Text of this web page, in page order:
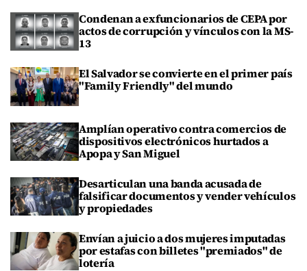
Condenan a exfuncionarios de CEPA por
actos de corrupción y vínculos con la MS-
13
El Salvador se convierte en el primer país
"Family Friendly" del mundo
Amplían operativo contra comercios de
dispositivos electrónicos hurtados a
Apopa y San Miguel
Desarticulan una banda acusada de
falsificar documentos y vender vehículos
y propiedades
Envían a juicio a dos mujeres imputadas
por estafas con billetes "premiados" de
lotería